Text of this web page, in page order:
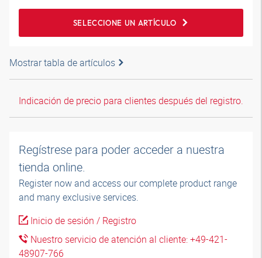
SELECCIONE UN ARTÍCULO
Mostrar tabla de artículos
Indicación de precio para clientes después del registro.
Regístrese para poder acceder a nuestra
tienda online.
Register now and access our complete product range
and many exclusive services.
Inicio de sesión / Registro
Nuestro servicio de atención al cliente: +49-421-
48907-766